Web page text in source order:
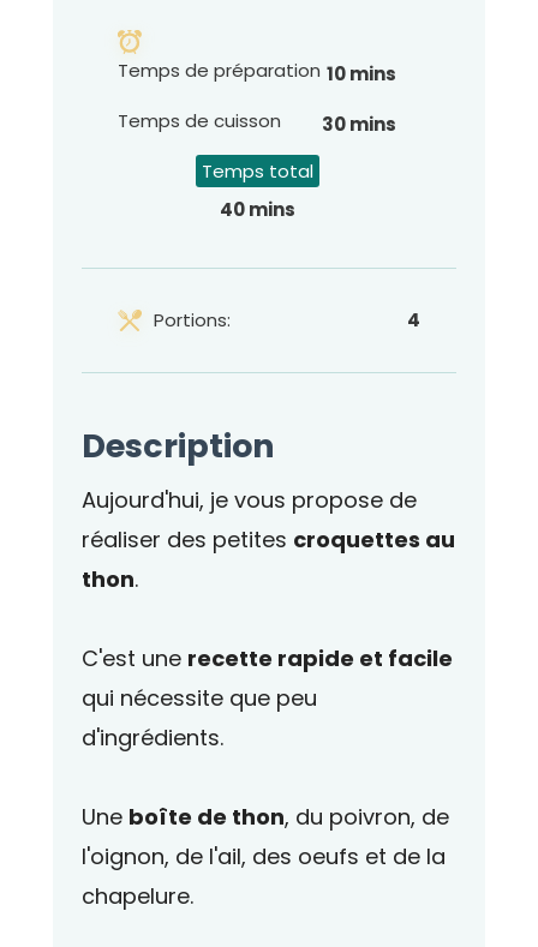
Temps de préparation 10 mins
Temps de cuisson
30 mins
Temps total
40 mins
Portions: 4
Description
Aujourd'hui, je vous propose de
réaliser des petites croquettes au
thon.
C'est une recette rapide et facile
qui nécessite que peu
d'ingrédients.
Une boîte de thon, du poivron, de
l'oignon, de l'ail, des oeufs et de la
chapelure.